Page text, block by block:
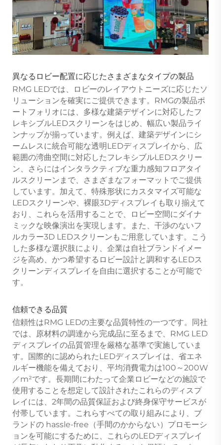
異なるロビー配置に応じたさまざまなタイプの製品
RMG LEDでは、ロビーのレイアウトニーズに応じたソ
リューションを確実にご提供できます。RMGの製品ポ
ートフォリオには、多様な建築デザインに対応したフ
レキシブルLEDスクリーンをはじめ、幅広い製品ライ
ンナップが揃っています。例えば、建築デザインにシ
ームレスに統合可能な透明LEDディスプレイから、広
範囲の湾曲空間に対応したフレキシブルLEDスクリー
ン、さらにはインタラクティブな重力感知フロアタイ
ルスクリーンまで、さまざまなフォーマットでご提供
しています。加えて、特殊形状にカスタマイズ可能な
LEDスクリーンや、裸眼3Dディスプレイも取り揃えて
おり、これらを活用することで、ロビー空間にダイナ
ミックな映像演出を実現します。また、干渉のないフ
ルカラー3D LEDスクリーンもご用意しています。こう
した多様な選択肢により、企業は自社ブランドイメー
ジを高め、かつ希望するロビー設計と調和するLEDス
クリーンディスプレイを自由に選択することが可能で
す。
信頼できる品質
信頼性はRMG LEDの主要な品質特性の一つです。同社
では、原材料の調達から完成品に至るまで、RMG LED
ディスプレイの品質管理を厳格な基準で実施していま
す。国際的に認められたLEDディスプレイは、省エネ
ルギー機能を備えており、平均消費電力は100～200W
／m²です。長期間にわたって企業ロビーなどの施設で
使用することを想定して設計されたこれらのディスプ
レイには、2年間の品質保証および終身保守サービスが
付帯しています。これらすべての取り組みにより、ブ
ランドの hassle-free（手間のかからない）プロモーシ
ョンを可能にするために、これらのLEDディスプレイ